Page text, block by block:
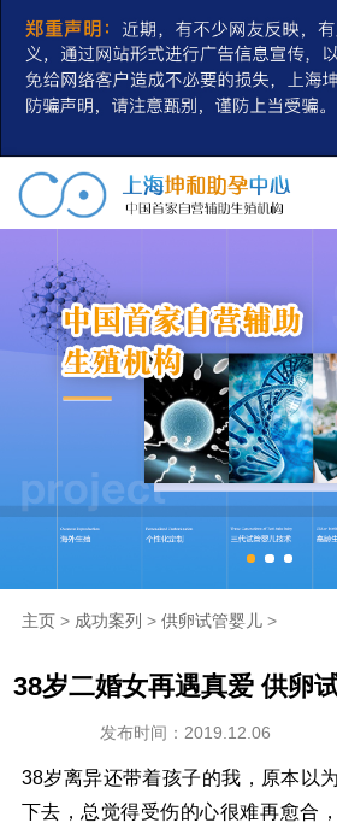
主页> 成功案列 > 供卵试管婴儿>
38岁二婚女再遇真爱 供卵
发布时间：2019.12.06
38岁离异还带着孩子的我，原本以
下去，总觉得受伤的心很难再愈合